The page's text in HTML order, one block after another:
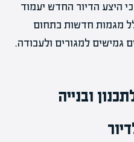
היצע הדיור החדש יעמוד
מגמות חדשות בתחום
גמישים למגורים ולעבודה.
ובנייה